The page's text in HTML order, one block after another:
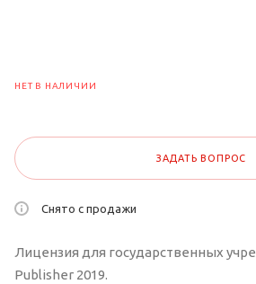
НЕТ В НАЛИЧИИ
ЗАДАТЬ ВОПРОС
Снято с продажи
Лицензия для государственных
Publisher 2019.